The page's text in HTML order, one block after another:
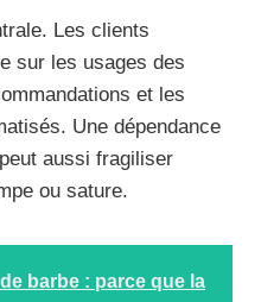
Les clients
sur les usages des
et les
Une dépendance
aussi fragiliser
ou sature.
barbe : parce que la